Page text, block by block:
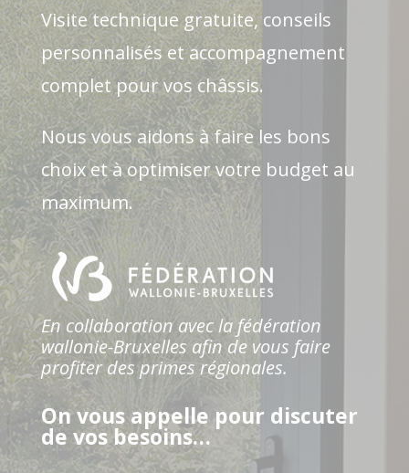
Visite technique gratuite, conseils
personnalisés et accompagnement
complet pour vos châssis.
Nous vous aidons à faire les bons
choix et à optimiser votre budget au
maximum.
En collaboration avec la fédération
wallonie-Bruxelles afin de vous faire
profiter des primes régionales.
On vous appelle pour discuter
de vos besoins…